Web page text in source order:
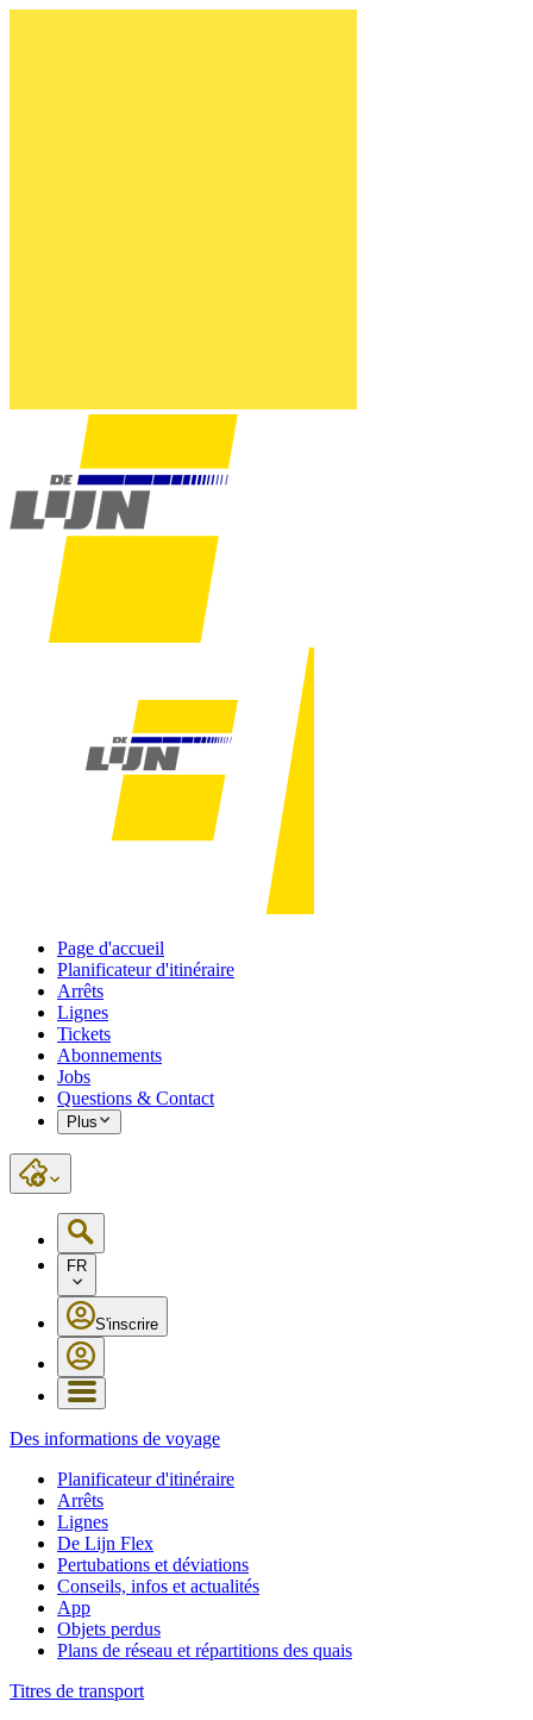
Page d'accueil
Planificateur d'itinéraire
Arrêts
Lignes
Tickets
Abonnements
Jobs
Questions & Contact
Plus
FR
S'inscrire
Des informations de voyage
Planificateur d'itinéraire
Arrêts
Lignes
De Lijn Flex
Pertubations et déviations
Conseils, infos et actualités
App
Objets perdus
Plans de réseau et répartitions des quais
Titres de transport